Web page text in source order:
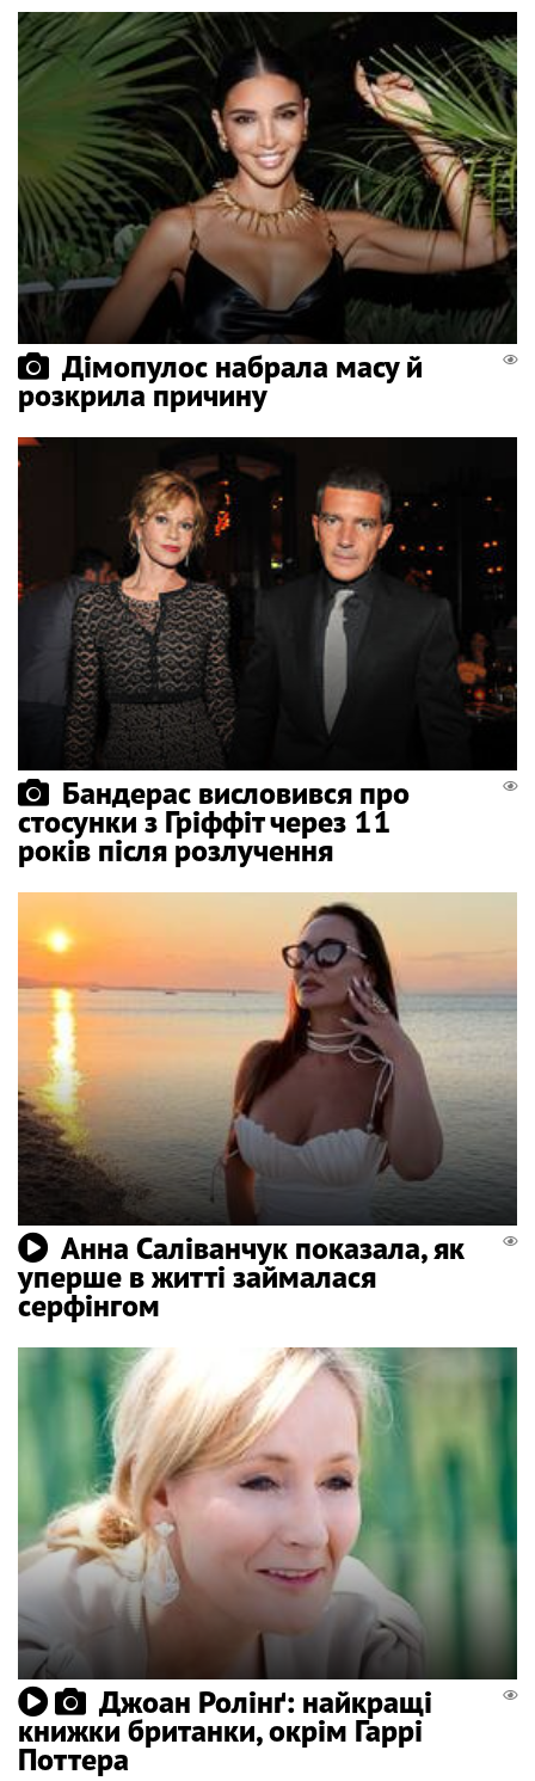
Дімопулос набрала масу й
розкрила причину
Бандерас висловився про
стосунки з Гріффіт через 11
років після розлучення
Анна Саліванчук показала, як
уперше в житті займалася
серфінгом
Джоан Ролінґ: найкращі
книжки британки, окрім Гаррі
Поттера